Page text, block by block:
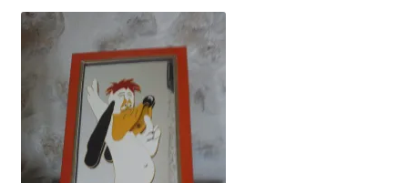
Mentions légales
Mon compte
Panier